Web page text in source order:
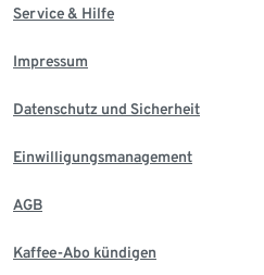
Service & Hilfe
Impressum
Datenschutz und Sicherheit
Einwilligungsmanagement
AGB
Kaffee-Abo kündigen